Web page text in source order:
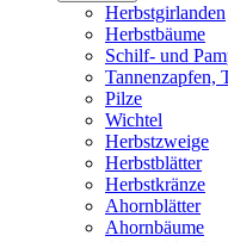
Herbstgirlanden
Herbstbäume
Schilf- und
Tannenzapfen,
Pilze
Wichtel
Herbstzweige
Herbstblätter
Herbstkränze
Ahornblätter
Ahornbäume